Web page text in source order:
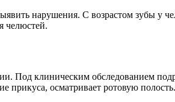
нарушения. С возрастом зубы у
челюстей.
Под клиническим обследованием
прикуса, осматривает ротовую